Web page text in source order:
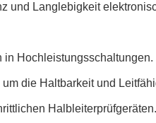
Langlebigkeit
in Hochleistungsschaltungen.
die Haltbarkeit und
Halbleiterprüfgeräten.